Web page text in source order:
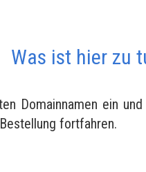
Was ist hier zu
Domainnamen ein
fortfahren.